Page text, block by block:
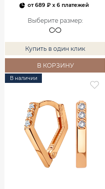
от689 ₽ x 6 платежей
Выберите размер:
Купить в один клик
В КОРЗИНУ
В наличии